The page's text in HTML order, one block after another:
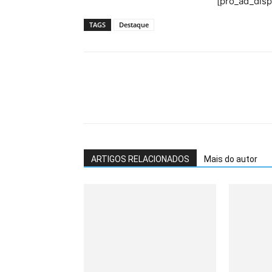
TAGS Destaque
ARTIGOS RELACIONADOS Mais do autor